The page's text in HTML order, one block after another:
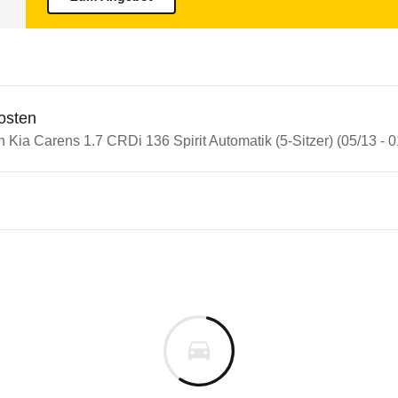
Kia Carens 1.7 CRDi 136 Spirit Automatik (5-Sitzer) (05/13 -
Baureihengeneration wie das
Vorgängermodell bei der Sicherheit deutlich